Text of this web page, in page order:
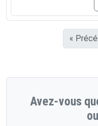
«
Avez-vous